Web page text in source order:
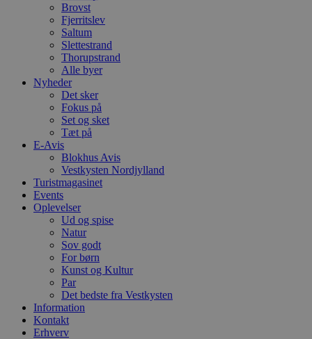
Brovst
Fjerritslev
Saltum
Slettestrand
Thorupstrand
Alle byer
Nyheder
Det sker
Fokus på
Set og sket
Tæt på
E-Avis
Blokhus Avis
Vestkysten Nordjylland
Turistmagasinet
Events
Oplevelser
Ud og spise
Natur
Sov godt
For børn
Kunst og Kultur
Par
Det bedste fra Vestkysten
Information
Kontakt
Erhverv